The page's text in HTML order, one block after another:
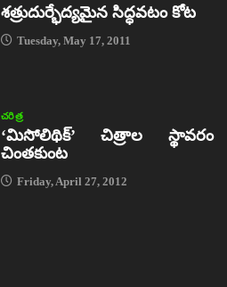
శత్రుదుర్భేద్యమైన సిద్ధవటం కోట
Tuesday, May 17, 2011
చరిత్ర
‘మిసోలిథిక్‌’ చిత్రాల స్థావరం
చింతకుంట
Friday, April 27, 2012